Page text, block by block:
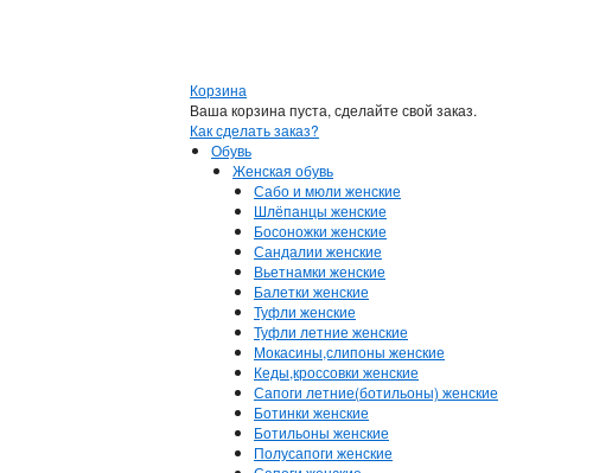
Корзина
Ваша корзина пуста, сделайте свой заказ.
Как сделать заказ?
Обувь
Женская обувь
Сабо и мюли женские
Шлёпанцы женские
Босоножки женские
Сандалии женские
Вьетнамки женские
Балетки женские
Туфли женские
Туфли летние женские
Мокасины,слипоны женские
Кеды,кроссовки женские
Сапоги летние(ботильоны) женские
Ботинки женские
Ботильоны женские
Полусапоги женские